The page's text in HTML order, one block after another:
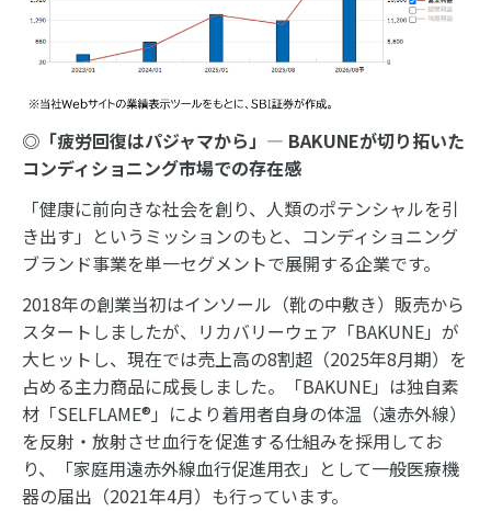
◎「疲労回復はパジャマから」 — BAKUNEが切り拓いた
コンディショニング市場での存在感
「健康に前向きな社会を創り、人類のポテンシャルを引
き出す」というミッションのもと、コンディショニング
ブランド事業を単一セグメントで展開する企業です。
2018年の創業当初はインソール（靴の中敷き）販売から
スタートしましたが、リカバリーウェア「BAKUNE」が
大ヒットし、現在では売上高の8割超（2025年8月期）を
占める主力商品に成長しました。「BAKUNE」は独自素
材「SELFLAME®」により着用者自身の体温（遠赤外線）
を反射・放射させ血行を促進する仕組みを採用してお
り、「家庭用遠赤外線血行促進用衣」として一般医療機
器の届出（2021年4月）も行っています。